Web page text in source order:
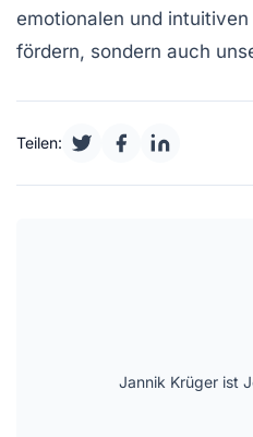
emotionalen und
fördern, sondern auch
Teilen:
Jannik Krüger ist